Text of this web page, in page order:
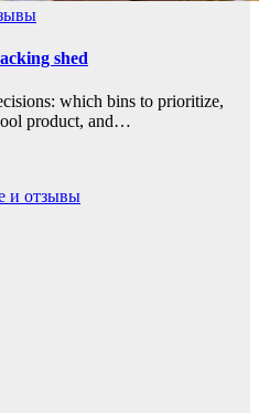
shed
which bins to prioritize,
product, and…
и отзывы